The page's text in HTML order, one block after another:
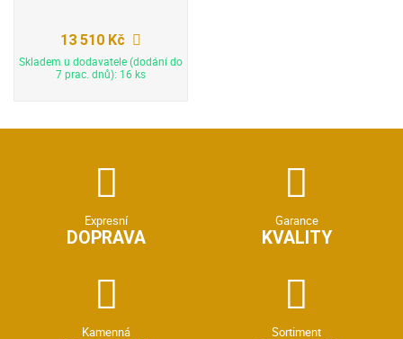
13 510 Kč
Skladem u dodavatele (dodání do
7 prac. dnů): 16 ks
Expresní
DOPRAVA
Garance
KVALITY
Kamenná Sortiment